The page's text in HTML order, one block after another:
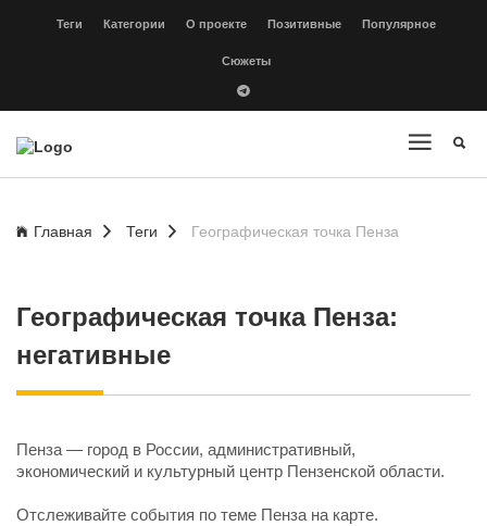
Теги Категории О проекте Позитивные Популярное
Сюжеты
Главная Теги Географическая точка Пенза
Географическая точка Пенза:
негативные
Пенза — город в России, административный,
экономический и культурный центр Пензенской области.
Отслеживайте события по теме Пенза на карте.